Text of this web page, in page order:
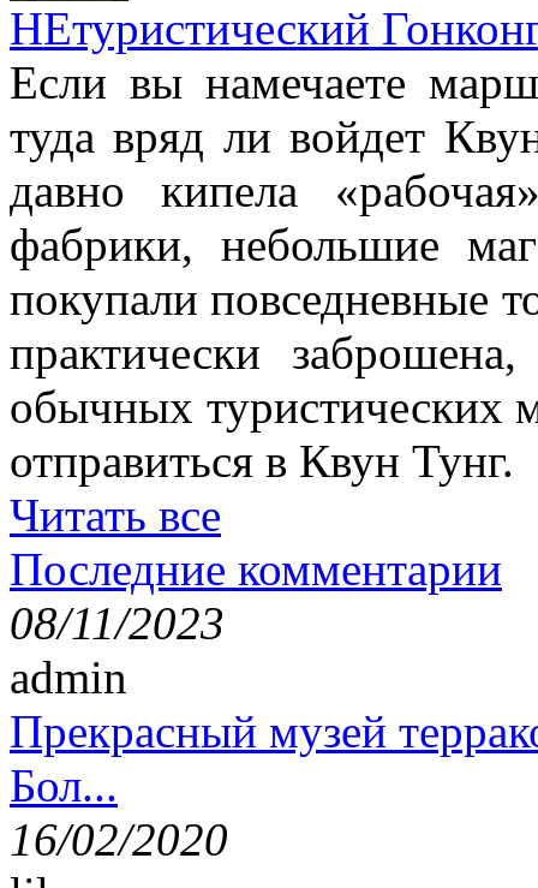
НЕтуристический
Если вы намечаете
туда вряд ли войдет
давно кипела
фабрики, небольшие
покупали повседневные
практически
обычных туристических
отправиться в Квун Тунг.
Читать все
Последние комментарии
08/11/2023
admin
Прекрасный музей
Бол...
16/02/2020